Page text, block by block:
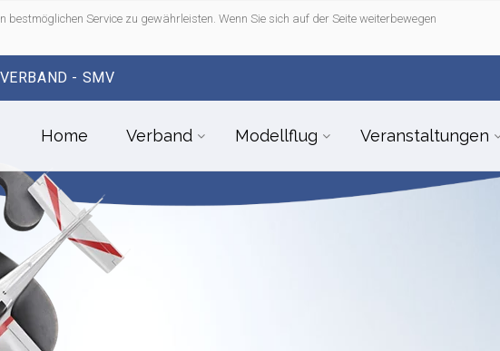
bestmöglichen Service zu gewährleisten. Wenn Sie sich auf der Seite weiterbewegen
- SMV
Home Verband Modellflug Veranstaltungen